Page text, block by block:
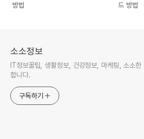
방법
드 방법
소소정보
IT정보꿀팁, 생활정보, 건강정보, 마케팅, 소소한
합니다.
구독하기